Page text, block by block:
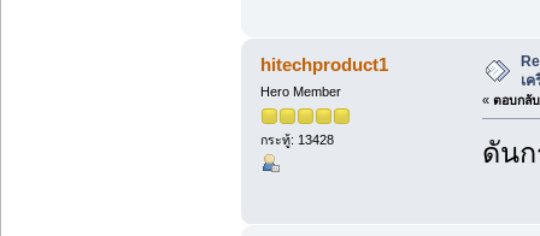
hitechproduct1
Hero Member
กระทู้: 13428
เ
« ตอบกลั
ดัน